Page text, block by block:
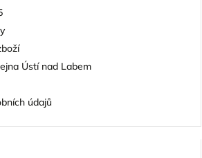
Ústí nad Labem
údajů